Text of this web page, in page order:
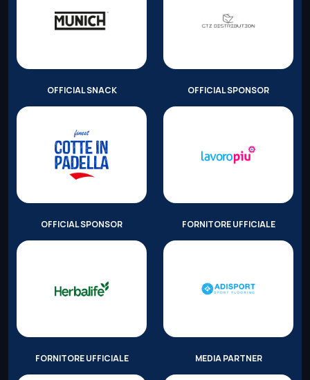
OFFICIAL SNACK OFFICIAL SPONSOR
OFFICIAL SPONSOR FORNITORE UFFICIALE
FORNITORE UFFICIALE MEDIA PARTNER